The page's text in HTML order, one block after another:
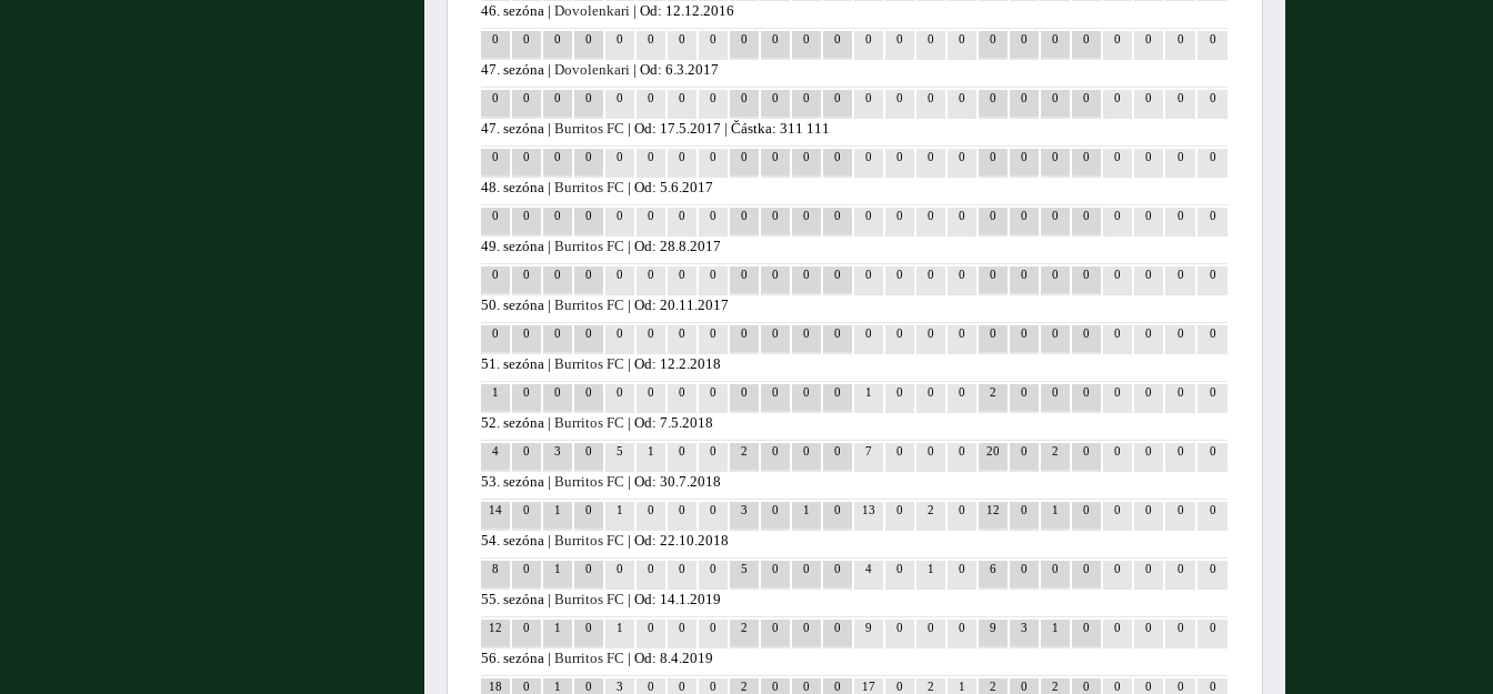
46. sezóna |Dovolenkari | Od: 12.12.2016
0 0 0 0 0 0 0 0 0 0 0 0 0 0 0 0 0 0 0 0 0 0 0 0
47. sezóna |Dovolenkari | Od: 6.3.2017
0 0 0 0 0 0 0 0 0 0 0 0 0 0 0 0 0 0 0 0 0 0 0 0
47. sezóna |Burritos FC | Od: 17.5.2017 | Částka: 311 111
0 0 0 0 0 0 0 0 0 0 0 0 0 0 0 0 0 0 0 0 0 0 0 0
48. sezóna |Burritos FC | Od: 5.6.2017
0 0 0 0 0 0 0 0 0 0 0 0 0 0 0 0 0 0 0 0 0 0 0 0
49. sezóna |Burritos FC | Od: 28.8.2017
0 0 0 0 0 0 0 0 0 0 0 0 0 0 0 0 0 0 0 0 0 0 0 0
50. sezóna |Burritos FC | Od: 20.11.2017
0 0 0 0 0 0 0 0 0 0 0 0 0 0 0 0 0 0 0 0 0 0 0 0
51. sezóna |Burritos FC | Od: 12.2.2018
1 0 0 0 0 0 0 0 0 0 0 0 1 0 0 0 2 0 0 0 0 0 0 0
52. sezóna |Burritos FC | Od: 7.5.2018
4 0 3 0 5 1 0 0 2 0 0 0 7 0 0 0 20 0 2 0 0 0 0 0
53. sezóna |Burritos FC | Od: 30.7.2018
14 0 1 0 1 0 0 0 3 0 1 0 13 0 2 0 12 0 1 0 0 0 0 0
54. sezóna |Burritos FC | Od: 22.10.2018
8 0 1 0 0 0 0 0 5 0 0 0 4 0 1 0 6 0 0 0 0 0 0 0
55. sezóna |Burritos FC | Od: 14.1.2019
12 0 1 0 1 0 0 0 2 0 0 0 9 0 0 0 9 3 1 0 0 0 0 0
56. sezóna |Burritos FC | Od: 8.4.2019
18 0 1 0 3 0 0 0 2 0 0 0 17 0 2 1 2 0 2 0 0 0 0 0